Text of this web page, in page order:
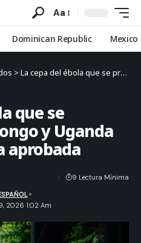
Aa
Dominican Republic Mexico
> La cepa del ébola que se propaga en el Congo y Uganda no tiene vacuna aprobada
que se
y Uganda
aprobada
2026 1:02 Am
9 Lectura Mínima